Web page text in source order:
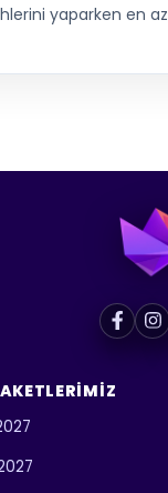
yaparken en az